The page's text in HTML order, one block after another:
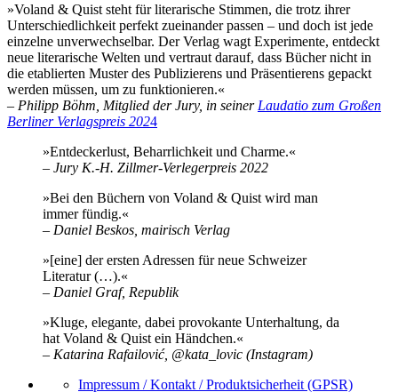
»Voland & Quist steht für literarische Stimmen, die trotz ihrer
Unterschiedlichkeit perfekt zueinander passen – und doch ist jede
einzelne unverwechselbar. Der Verlag wagt Experimente, entdeckt
neue literarische Welten und vertraut darauf, dass Bücher nicht in
die etablierten Muster des Publizierens und Präsentierens gepackt
werden müssen, um zu funktionieren.«
– Philipp Böhm, Mitglied der Jury, in seiner Laudatio zum Großen
Berliner Verlagspreis 2024
»Entdeckerlust, Beharrlichkeit und Charme.«
– Jury K.-H. Zillmer-Verlegerpreis 2022
»Bei den Büchern von Voland & Quist wird man
immer fündig.«
– Daniel Beskos, mairisch Verlag
»[eine] der ersten Adressen für neue Schweizer
Literatur (…).«
– Daniel Graf, Republik
»Kluge, elegante, dabei provokante Unterhaltung, da
hat Voland & Quist ein Händchen.«
– Katarina Rafailović, @kata_lovic (Instagram)
Impressum / Kontakt / Produktsicherheit (GPSR)